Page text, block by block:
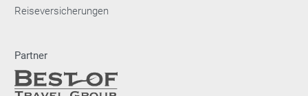
Reiseversicherungen
Partner